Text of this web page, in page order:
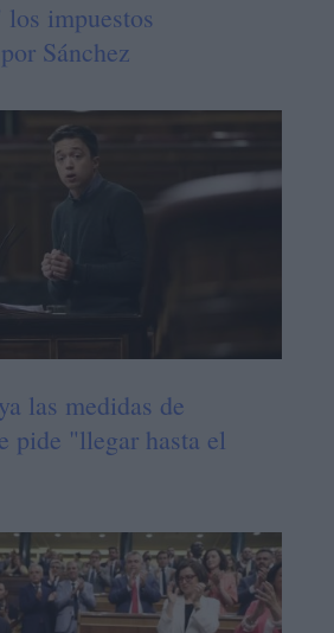
impuestos
Sánchez
las medidas de
pide "llegar hasta el